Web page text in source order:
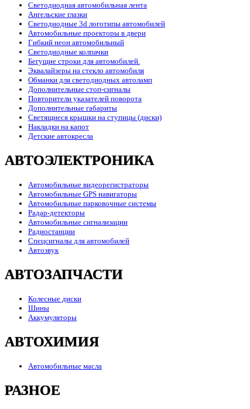
Светодиодная автомобильная лента
Ангельские глазки
Светодиодные 3d логотипы автомобилей
Автомобильные проекторы в двери
Гибкий неон автомобильный
Светодиодные колпачки
Бегущие строки для автомобилей.
Эквалайзеры на стекло автомобиля
Обманки для светодиодных автоламп
Дополнительные стоп-сигналы
Повторители указателей поворота
Дополнительные габариты
Светящиеся крышки на ступицы (диски)
Накладки на капот
Детские автокресла
АВТОЭЛЕКТРОНИКА
Автомобильные видеорегистраторы
Автомобильные GPS навигаторы
Автомобильные парковочные системы
Радар-детекторы
Автомобильные сигнализации
Радиостанции
Спецсигналы для автомобилей
Автозвук
АВТОЗАПЧАСТИ
Колесные диски
Шины
Аккумуляторы
АВТОХИМИЯ
Автомобильные масла
РАЗНОЕ